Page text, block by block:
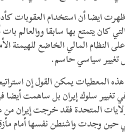
ايضا أن استخدام العقوبات
كان يتمتع بها سابقا ووالعالم
النظام المالي الخاضع للهيمنة
سياسي حاسم.
هذه المعطيات يمكن القول إن
تغيير سلوك إيران بل ساهمت أيضا
المتحدة فقد خرجت إيران
حين وجدت واشنطن نفسها أمام